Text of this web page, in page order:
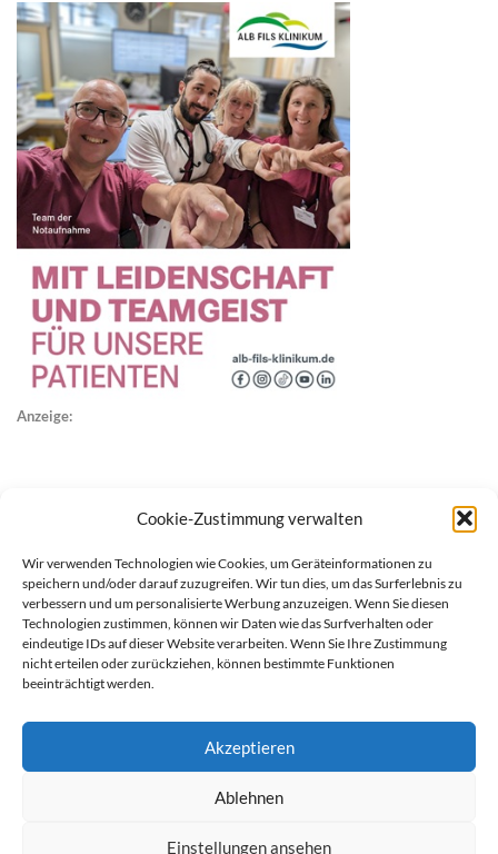
Cookie-Zustimmung verwalten
Wir verwenden Technologien wie Cookies, um Geräteinformationen zu
speichern und/oder darauf zuzugreifen. Wir tun dies, um das Surferlebnis zu
verbessern und um personalisierte Werbung anzuzeigen. Wenn Sie diesen
Technologien zustimmen, können wir Daten wie das Surfverhalten oder
eindeutige IDs auf dieser Website verarbeiten. Wenn Sie Ihre Zustimmung
nicht erteilen oder zurückziehen, können bestimmte Funktionen
beeinträchtigt werden.
Akzeptieren
Ablehnen
Einstellungen ansehen
Anzeige: